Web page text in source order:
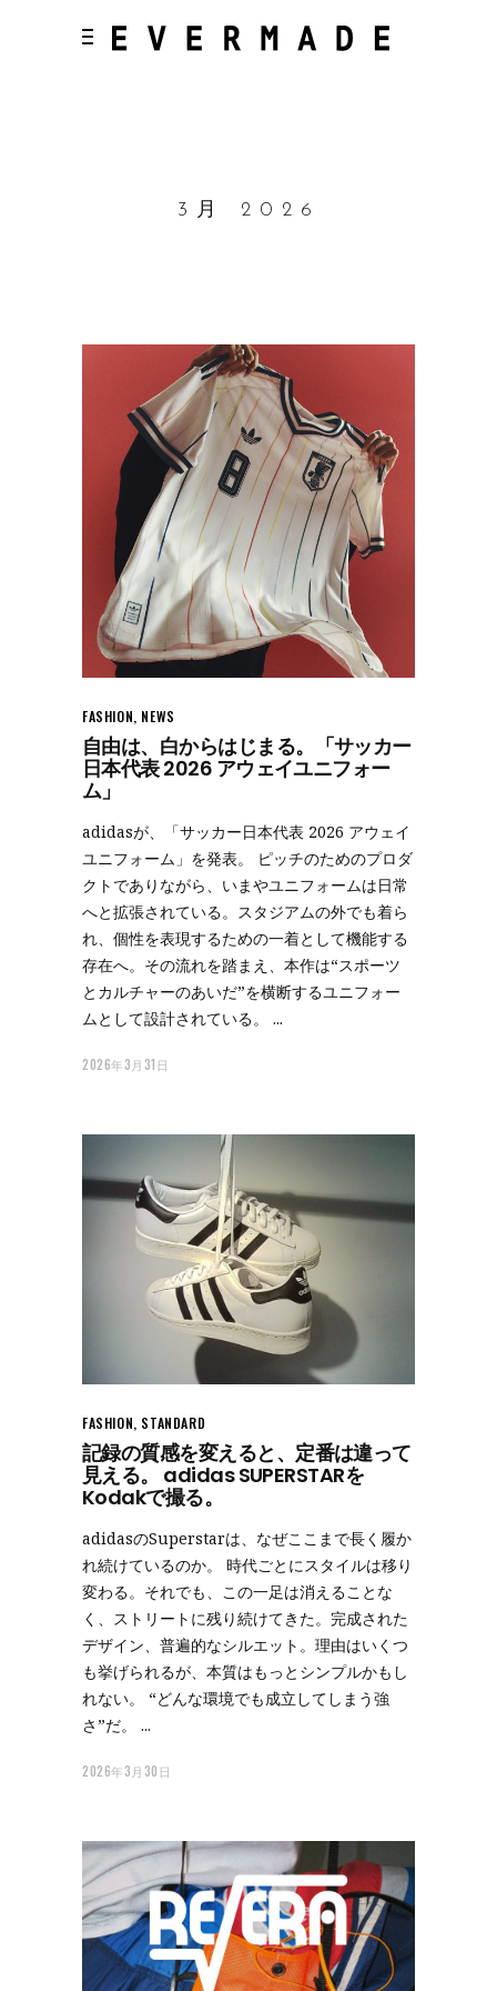
3月 2026
FASHION, NEWS
自由は、白からはじまる。「サッカー
日本代表 2026 アウェイユニフォー
ム」
adidasが、「サッカー日本代表 2026 アウェイ
ユニフォーム」を発表。 ピッチのためのプロダ
クトでありながら、いまやユニフォームは日常
へと拡張されている。スタジアムの外でも着ら
れ、個性を表現するための一着として機能する
存在へ。その流れを踏まえ、本作は“スポーツ
とカルチャーのあいだ”を横断するユニフォー
ムとして設計されている。
2026年3月31日
FASHION, STANDARD
記録の質感を変えると、定番は違って
見える。 adidas SUPERSTARを
Kodakで撮る。
adidasのSuperstarは、なぜここまで長く履か
れ続けているのか。 時代ごとにスタイルは移り
変わる。それでも、この一足は消えることな
く、ストリートに残り続けてきた。完成された
デザイン、普遍的なシルエット。理由はいくつ
も挙げられるが、本質はもっとシンプルかもし
れない。 “どんな環境でも成立してしまう強
さ”だ。
2026年3月30日